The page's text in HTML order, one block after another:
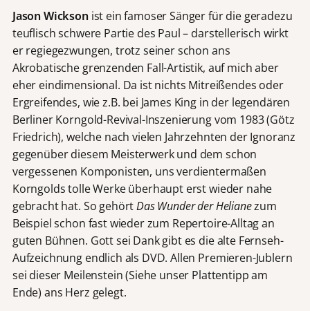
Jason Wickson ist ein famoser Sänger für die geradezu
teuflisch schwere Partie des Paul – darstellerisch wirkt
er regiegezwungen, trotz seiner schon ans
Akrobatische grenzenden Fall-Artistik, auf mich aber
eher eindimensional. Da ist nichts Mitreißendes oder
Ergreifendes, wie z.B. bei James King in der legendären
Berliner Korngold-Revival-Inszenierung vom 1983 (Götz
Friedrich), welche nach vielen Jahrzehnten der Ignoranz
gegenüber diesem Meisterwerk und dem schon
vergessenen Komponisten, uns verdientermaßen
Korngolds tolle Werke überhaupt erst wieder nahe
gebracht hat. So gehörtDas Wunder der Helianezum
Beispiel schon fast wieder zum Repertoire-Alltag an
guten Bühnen. Gott sei Dank gibt es die alte Fernseh-
Aufzeichnung endlich als DVD. Allen Premieren-Jublern
sei dieser Meilenstein (Siehe unser Plattentipp am
Ende) ans Herz gelegt.